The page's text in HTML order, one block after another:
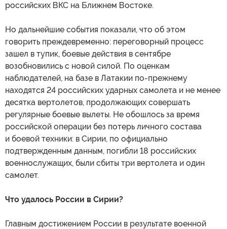
российских ВКС на Ближнем Востоке.
Но дальнейшие события показали, что об этом
говорить преждевременно: переговорный процесс
зашел в тупик, боевые действия в сентябре
возобновились с новой силой. По оценкам
наблюдателей, на базе в Латакии по-прежнему
находятся 24 российских ударных самолета и не менее
десятка вертолетов, продолжающих совершать
регулярные боевые вылеты. Не обошлось за время
российской операции без потерь личного состава
и боевой техники: в Сирии, по официально
подтвержденным данным, погибли 18 российских
военнослужащих, были сбиты три вертолета и один
самолет.
Что удалось России в Сирии?
Главным достижением России в результате военной